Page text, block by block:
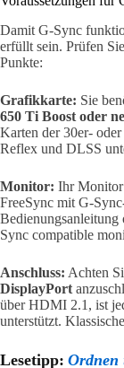
Damit G-Sync
erfüllt sein. Prüfen
Punkte:
Grafikkarte: Sie
650 Ti Boost oder
Karten der 30er-
Reflex und DLSS
Monitor: Ihr Monitor
FreeSync mit G-
Sync compatible
Anschluss: Achten
DisplayPort
über HDMI 2.1, ist
unterstützt.
Lesetipp: Ordnen